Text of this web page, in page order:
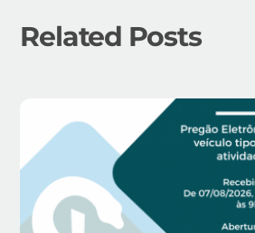
Related Posts